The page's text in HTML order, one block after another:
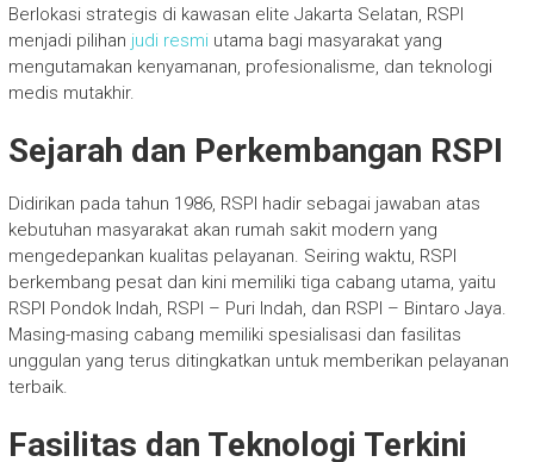
Berlokasi strategis di kawasan elite Jakarta Selatan, RSPI
menjadi pilihan judi resmiutama bagi masyarakat yang
mengutamakan kenyamanan, profesionalisme, dan teknologi
medis mutakhir.
Sejarah dan Perkembangan RSPI
Didirikan pada tahun 1986, RSPI hadir sebagai jawaban atas
kebutuhan masyarakat akan rumah sakit modern yang
mengedepankan kualitas pelayanan. Seiring waktu, RSPI
berkembang pesat dan kini memiliki tiga cabang utama, yaitu
RSPI Pondok Indah, RSPI – Puri Indah, dan RSPI – Bintaro Jaya.
Masing-masing cabang memiliki spesialisasi dan fasilitas
unggulan yang terus ditingkatkan untuk memberikan pelayanan
terbaik.
Fasilitas dan Teknologi Terkini